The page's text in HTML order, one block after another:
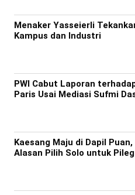
Menaker Yasseierli
Kampus dan Industri
PWI Cabut Laporan
Paris Usai Mediasi Sufmi
Kaesang Maju di Dapil Puan,
Alasan Pilih Solo untuk